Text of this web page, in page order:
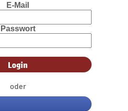
E-Mail
Passwort
oder